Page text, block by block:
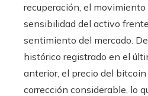
recuperación, el
sensibilidad del activo
sentimiento del mercado.
histórico registrado en el
anterior, el precio del
corrección considerable, lo